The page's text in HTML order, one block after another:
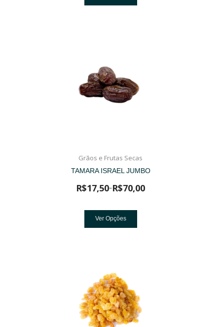
Grãos e Frutas Secas
TAMARA ISRAEL JUMBO
R$17,50–R$70,00
Ver Opções